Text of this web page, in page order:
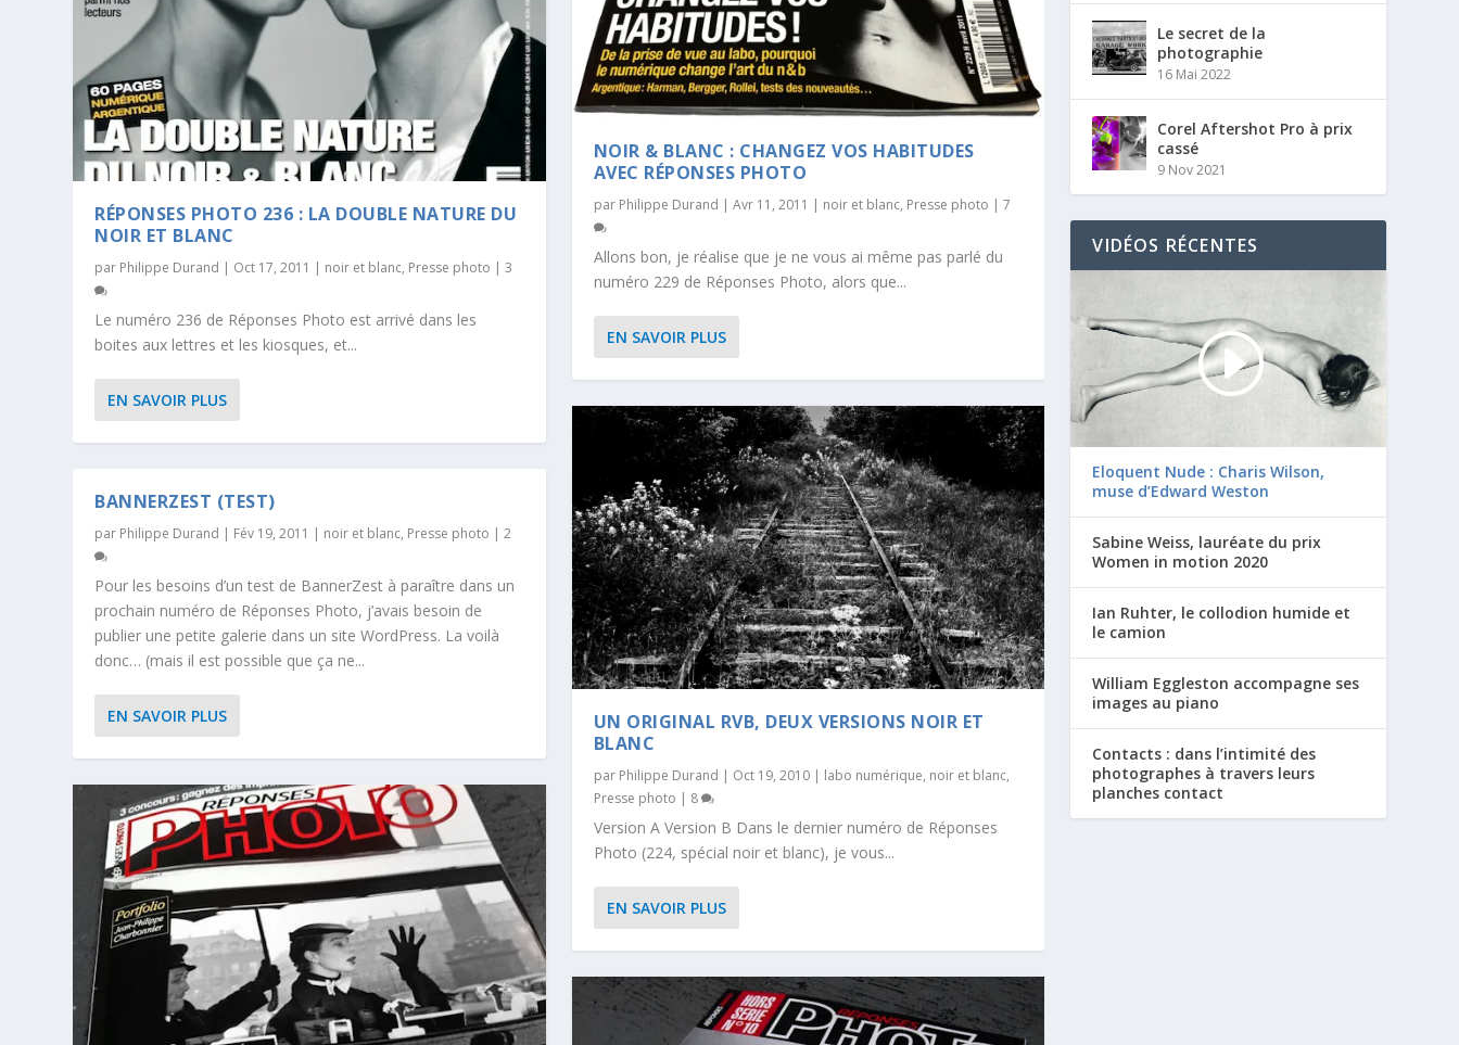
RÉPONSES PHOTO 236 : LA DOUBLE NATURE DU
NOIR ET BLANC
par Philippe Durand | Oct 17, 2011 | noir et blanc, Presse photo |3
Le numéro 236 de Réponses Photo est arrivé dans les
boites aux lettres et les kiosques, et...
EN SAVOIR PLUS
BANNERZEST (TEST)
par Philippe Durand | Fév 19, 2011 | noir et blanc, Presse photo |2
Pour les besoins d’un test de BannerZest à paraître dans un
prochain numéro de Réponses Photo, j’avais besoin de
publier une petite galerie dans un site WordPress. La voilà
donc… (mais il est possible que ça ne...
EN SAVOIR PLUS
NOIR & BLANC : CHANGEZ VOS HABITUDES
AVEC RÉPONSES PHOTO
par Philippe Durand | Avr 11, 2011 | noir et blanc, Presse photo | 7
Allons bon, je réalise que je ne vous ai même pas parlé du
numéro 229 de Réponses Photo, alors que...
EN SAVOIR PLUS
UN ORIGINAL RVB, DEUX VERSIONS NOIR ET
BLANC
par Philippe Durand | Oct 19, 2010| labo numérique, noir et blanc,
Presse photo | 8
Version A Version B Dans le dernier numéro de Réponses
Photo (224, spécial noir et blanc), je vous...
EN SAVOIR PLUS
Le secret de la
photographie
16 Mai 2022
Corel Aftershot Pro à prix
cassé
9 Nov 2021
VIDÉOS RÉCENTES
Eloquent Nude : Charis Wilson,
muse d’Edward Weston
Sabine Weiss, lauréate du prix
Women in motion 2020
Ian Ruhter, le collodion humide et
le camion
William Eggleston accompagne ses
images au piano
Contacts : dans l’intimité des
photographes à travers leurs
planches contact